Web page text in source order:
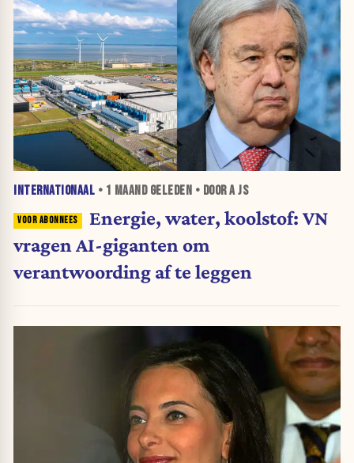
INTERNATIONAAL • 1 MAANDGELEDEN • DOOR A JS
Energie, water, koolstof: VN
vragen AI-giganten om
verantwoording af te leggen